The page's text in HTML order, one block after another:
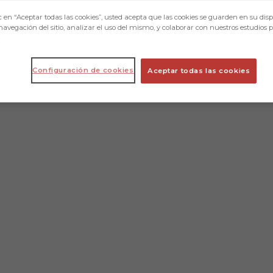
“Aceptar todas las cookies”, usted acepta que las cookies se guarden en su
del sitio, analizar el uso del mismo, y colaborar con nuestros estudios
Aceptar todas las cookies
Configuración de cookies